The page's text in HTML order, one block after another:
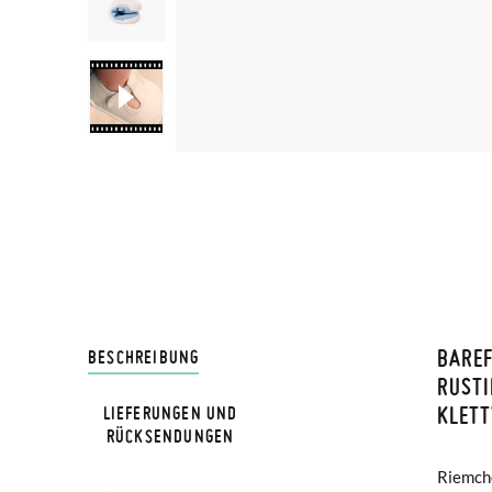
BESCHREIBUNG
LIEFERUNGEN UND
RÜCKSENDUNGEN
Bei